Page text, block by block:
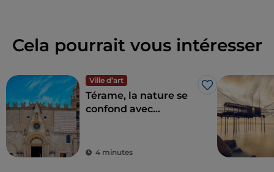
Cela pourrait vous intéresser
Ville d’art
J’aime
Térame, la nature se
confond avec
4 minutes